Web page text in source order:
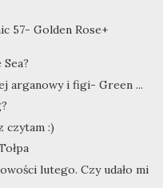
57- Golden Rose+
arganowy i figi- Green ...
czytam :)
lutego. Czy udało mi